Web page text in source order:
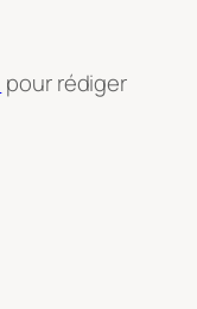
pour rédiger